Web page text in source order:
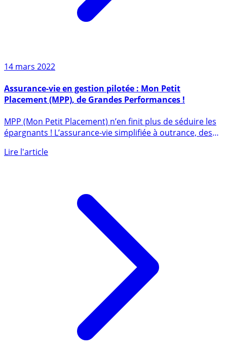
14 mars 2022
Placement (MPP), de Grandes Performances !
épargnants ! L’assurance-vie simplifiée à outrance, des